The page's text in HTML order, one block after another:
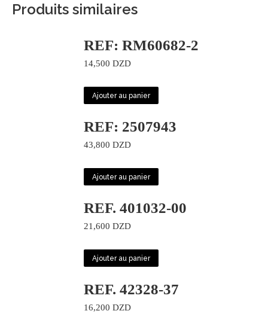
Produits similaires
REF: RM60682-2
14,500 DZD
Ajouter au panier
REF: 2507943
43,800 DZD
Ajouter au panier
REF. 401032-00
21,600 DZD
Ajouter au panier
REF. 42328-37
16,200 DZD